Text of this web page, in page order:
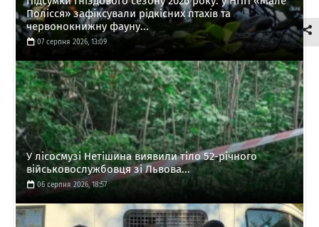
Полісся» зафіксували рідкісних птахів та
червонокнижну фауну...
07 серпня 2026, 13:09
У лісосмузі Нетішина виявили тіло 52-річного
військовослужбовця зі Львова...
06 серпня 2026, 18:57